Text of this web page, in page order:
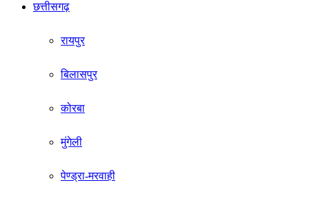
छत्तीसगढ़
रायपुर
बिलासपुर
कोरबा
मुंगेली
पेण्ड्रा-मरवाही